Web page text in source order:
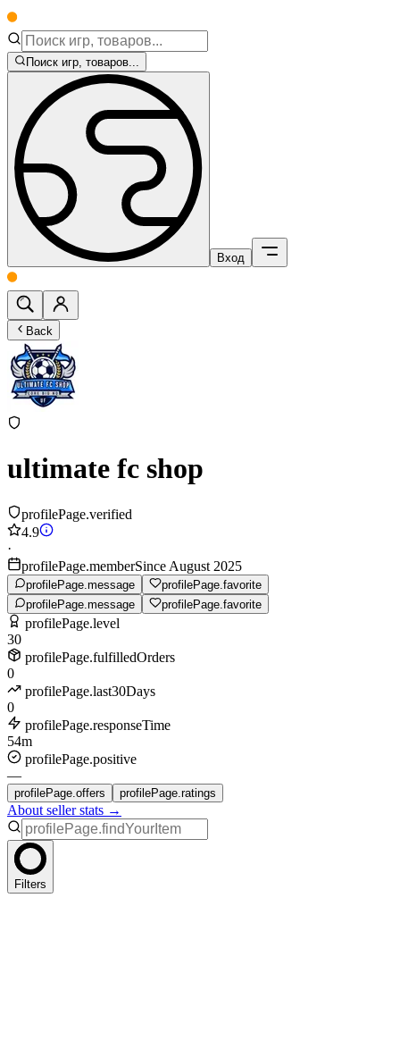
Поиск игр, товаров...
Вход
Back
ultimate fc shop
profilePage.verified
4.9
·
profilePage.memberSince August 2025
profilePage.message
profilePage.favorite
profilePage.message
profilePage.favorite
profilePage.level
30
profilePage.fulfilledOrders
0
profilePage.last30Days
0
profilePage.responseTime
54m
profilePage.positive
—
profilePage.offers profilePage.ratings
About seller stats →
Filters